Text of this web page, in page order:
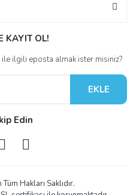
KAYIT OL!
ile ilgili eposta almak ister misiniz?
EKLE
Edin
Hakları Saklıdır.